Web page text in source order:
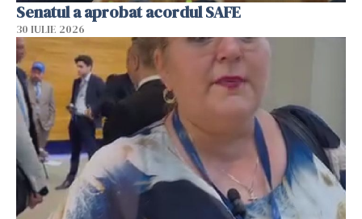
Senatul a aprobat acordul SAFE
30 IULIE 2026